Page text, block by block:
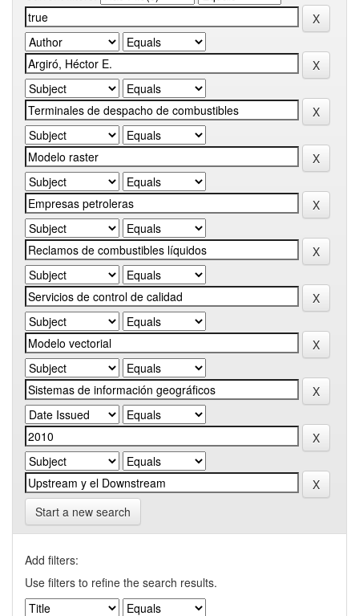
Start a new search
Add filters:
Use filters to refine the search results.